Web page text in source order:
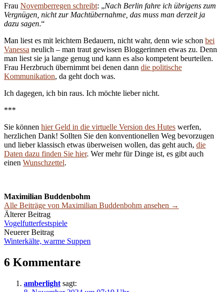
Frau Novemberregen schreibt: „Nach Berlin fahre ich übrigens zum
Vergnügen, nicht zur Machtübernahme, das muss man derzeit ja
dazu sagen.“
Man liest es mit leichtem Bedauern, nicht wahr, denn wie schon bei
Vanessa neulich – man traut gewissen Bloggerinnen etwas zu. Denn
man liest sie ja lange genug und kann es also kompetent beurteilen.
Frau Herzbruch übernimmt bei denen dann die politische
Kommunikation, da geht doch was.
Ich dagegen, ich bin raus. Ich möchte lieber nicht.
***
Sie können hier Geld in die virtuelle Version des Hutes werfen,
herzlichen Dank! Sollten Sie den konventionellen Weg bevorzugen
und lieber klassisch etwas überweisen wollen, das geht auch, die
Daten dazu finden Sie hier. Wer mehr für Dinge ist, es gibt auch
einen Wunschzettel.
Maximilian Buddenbohm
Alle Beiträge von Maximilian Buddenbohm ansehen →
Beitrags-
Navigation
Älterer Beitrag
Vogelfutterfestspiele
Neuerer Beitrag
Winterkälte, warme Suppen
6 Kommentare
amberlight sagt: